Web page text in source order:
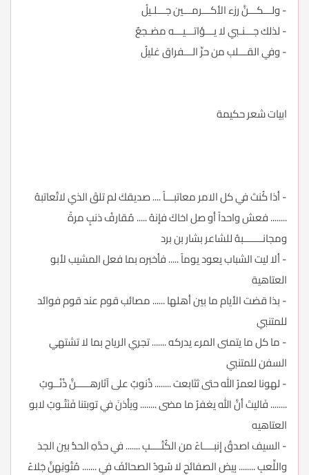
- ولـــكـــنَّ رزء الأكـــرمـــين جـــلـيلُ
- لذلك جـــنـبي لا يـــؤاتـــيـــه مضـجعٌ
- وفي القـــلب من حرِّ الـــفراق غليلُ
ابيات شعر حكيمة
- أذا كُنتَ في كل الامر معاتبـــاً .... صديقكَ لم تلقَ الذي لاتُعاتبهُ
........ فعش واحداً أو صل اخاكَ فإنهُ ..... مُقارفُ ذنبٍ مرةً
ومجانـــــــبهُ للشاعر بشار بن برد
- ألا ليت الشباب يعود يوماً ..... فأخبره بما فعل المشيب لأبو
العتاهية
- بذا قضت الأيام ما بين أهلها ...... مصائب قوم عند قوم فوائد
للمتنبي
- ما كل ما يتمنى المرء يدركه ....... تجري الرياح بما لا تشتهي
السفن للمتنبي
- لهونا لعمرُ الله حتى تَتَابعت ........ ذُنوبٌ على آثارهـــــنَّ ذُنُــوبُ
........ فَاليتَ أنَّ الله يغفرُ ما مضى ........ ويأذنَ في توبتنا فَنَتُـوبُ لابو
العتاهيه
- السيف اصدقُ إِنبــــاءً من الكُتُــــبِ ....... في حدَّهِ الحدُّ بين الجدَ
واللِّعبِ ........ بِيض الصفائحِ لا سُودُ الصحائفَ في ....... مُتُونِهنَّ جَلاءُ